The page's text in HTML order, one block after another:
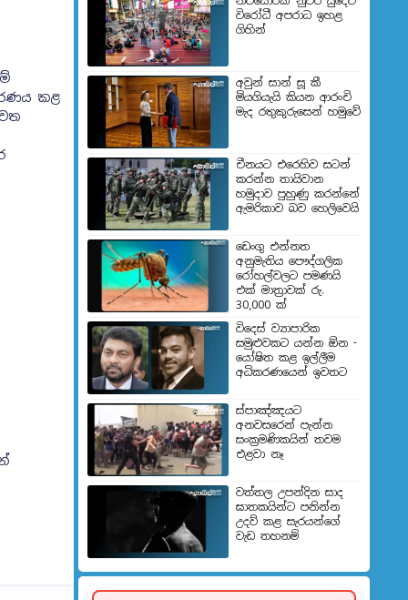
කළ
විරෝධී අපරාධ ඉහළ
ගිහින්
අවුන් සාන් සූ කී
මියගියැයි කියන ආරංචි
මැද රතුකුරුසෙන් හමුවේ
චීනයට එරෙහිව සටන්
කරන්න තායිවාන
හමුදාව පුහුණු කරන්නේ
ඇමරිකාව බව හෙලිවෙයි
ඩෙංගු එන්නත
අනුමැතිය පෞද්ගලික
රෝහල්වලට පමණයි
එක් මාත්‍රාවක් රු.
30,000 ක්
විදෙස් ව්‍යාපාරික
සමුළුවකට යන්න ඕන -
යෝෂිත කළ ඉල්ලීම
අධිකරණයෙන් ඉවතට
ස්පාඤ්ඤයට
අනවසරෙන් පැන්න
සංක්‍රමණිකයින් තවම
එළවා නෑ
වත්තල උපන්දින සාද
ඝාතකයින්ට පනින්න
උදව් කළ සැරයන්ගේ
වැඩ තහනම්